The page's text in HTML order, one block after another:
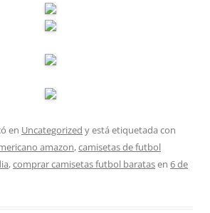
en Uncategorized y está etiquetada con
amazon,camisetas de futbol
,comprar camisetas futbol baratasen 6 de